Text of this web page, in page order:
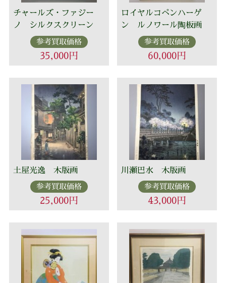
チャールズ・ファジー
ノ シルクスクリーン
参考買取価格
35,000円
ロイヤルコペンハーゲ
ン ルノワール陶板画
参考買取価格
60,000円
土屋光逸 木版画
参考買取価格
25,000円
川瀬巴水 木版画
参考買取価格
43,000円